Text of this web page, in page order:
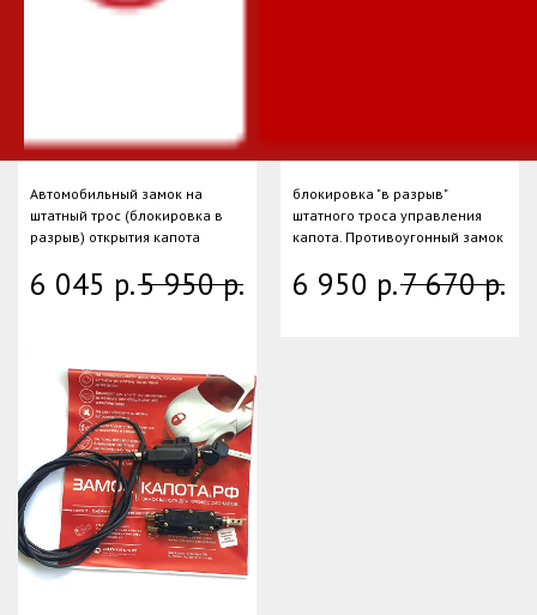
Выбери защиту/Каталог
Mod.2)
Автомобильный замок на
штатный трос (блокировка в
разрыв) открытия капота
6 045 р.5 950 р.
блокировка "в разрыв"
штатного троса управления
капота. Противоугонный замок
6 950 р.7 670 р.